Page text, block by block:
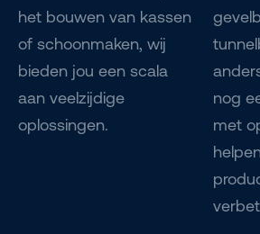
het bouwen van kassen
of schoonmaken, wij
bieden jou een scala
aan veelzijdige
oplossingen.
nog
met